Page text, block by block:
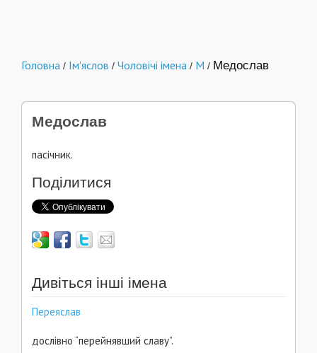
Головна / Ім'яслов / Чоловічі імена / М / Медослав
Медослав
пасічник.
Поділитися
Дивіться інші імена
Переяслав
дослівно “перейнявший славу”.